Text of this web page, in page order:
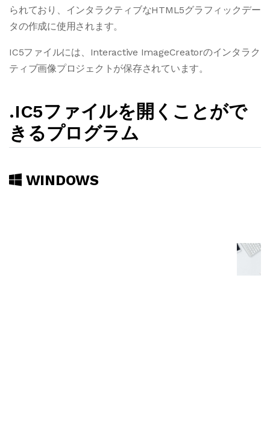
られており、インタラクティブなHTML5グラフィックデー
タの作成に使用されます。
IC5ファイルには、Interactive ImageCreatorのインタラク
ティブ画像プロジェクトが保存されています。
.IC5ファイルを開くことがで
きるプログラム
WINDOWS